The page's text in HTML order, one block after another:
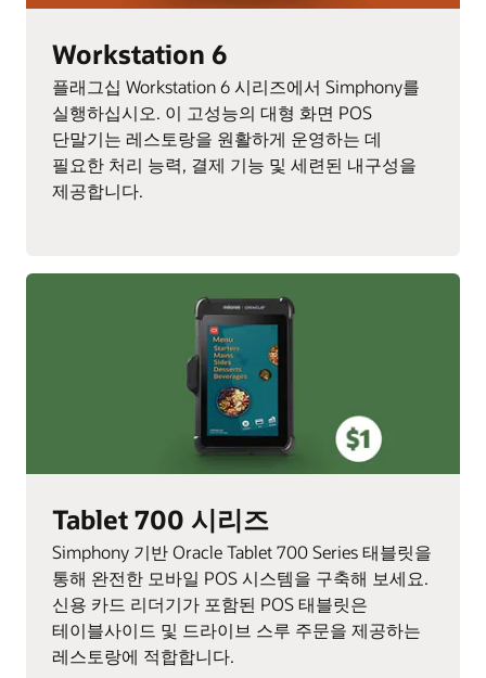
Workstation 6
플래그십 Workstation 6 시리즈에서 Simphony를
실행하십시오. 이 고성능의 대형 화면 POS
단말기는 레스토랑을 원활하게 운영하는 데
필요한 처리 능력, 결제 기능 및 세련된 내구성을
제공합니다.
Tablet 700 시리즈
Simphony 기반 Oracle Tablet 700 Series 태블릿을
통해 완전한 모바일 POS 시스템을 구축해 보세요.
신용 카드 리더기가 포함된 POS 태블릿은
테이블사이드 및 드라이브 스루 주문을 제공하는
레스토랑에 적합합니다.